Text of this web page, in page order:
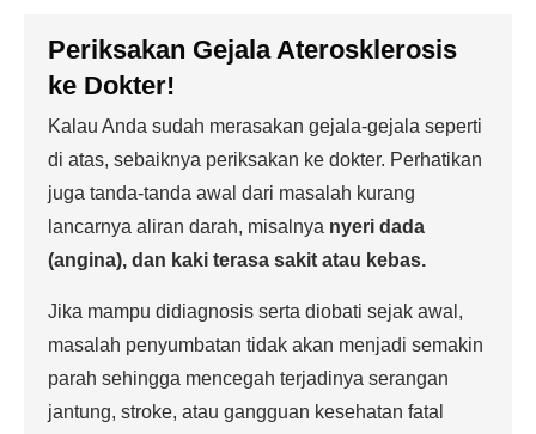
Periksakan Gejala Aterosklerosis
ke Dokter!
Kalau Anda sudah merasakan gejala-gejala seperti
di atas, sebaiknya periksakan ke dokter. Perhatikan
juga tanda-tanda awal dari masalah kurang
lancarnya aliran darah, misalnya nyeri dada
(angina), dan kaki terasa sakit atau kebas.
Jika mampu didiagnosis serta diobati sejak awal,
masalah penyumbatan tidak akan menjadi semakin
parah sehingga mencegah terjadinya serangan
jantung, stroke, atau gangguan kesehatan fatal